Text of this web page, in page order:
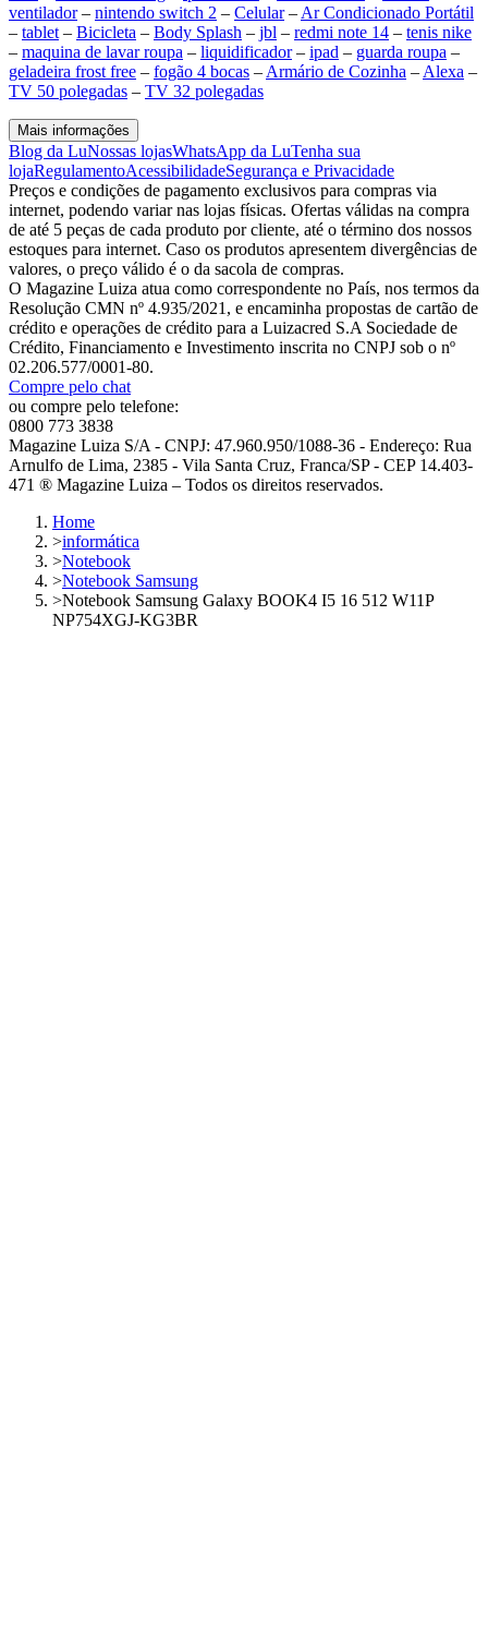
ventilador– nintendo switch 2 – Celular– Ar Condicionado Portátil
– tablet – Bicicleta – Body Splash – jbl – redmi note 14 – tenis nike
– maquina de lavar roupa – liquidificador– ipad – guarda roupa –
geladeira frost free – fogão 4 bocas – Armário de Cozinha – Alexa –
TV 50 polegadas – TV 32 polegadas
Mais informações
Blog da LuNossas lojasWhatsApp da LuTenha sua
lojaRegulamentoAcessibilidadeSegurança e Privacidade
Preços e condições de pagamento exclusivos para compras via
internet, podendo variar nas lojas físicas. Ofertas válidas na compra
de até 5 peças de cada produto por cliente, até o término dos nossos
estoques para internet. Caso os produtos apresentem divergências de
valores, o preço válido é o da sacola de compras.
O Magazine Luiza atua como correspondente no País, nos termos da
Resolução CMN nº 4.935/2021, e encaminha propostas de cartão de
crédito e operações de crédito para a Luizacred S.A Sociedade de
Crédito, Financiamento e Investimento inscrita no CNPJ sob o nº
02.206.577/0001-80.
Compre pelo chat
ou compre pelo telefone:
0800 773 3838
Magazine Luiza S/A - CNPJ: 47.960.950/1088-36 - Endereço: Rua
Arnulfo de Lima, 2385 - Vila Santa Cruz, Franca/SP - CEP 14.403-
471 ® Magazine Luiza – Todos os direitos reservados.
Home
>informática
>Notebook
>Notebook Samsung
>Notebook Samsung Galaxy BOOK4 I5 16 512 W11P
NP754XGJ-KG3BR